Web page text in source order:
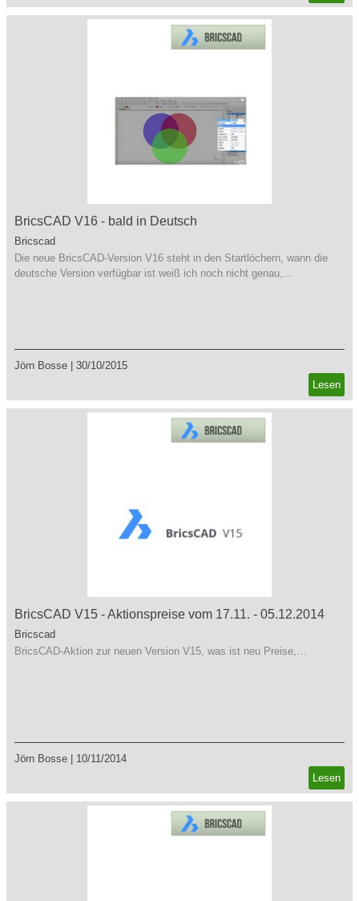
BricsCAD V16 - bald in Deutsch
Bricscad
Die neue BricsCAD-Version V16 steht in den Startlöchern, wann die
deutsche Version verfügbar ist weiß ich noch nicht genau,…
Jörn Bosse
30/10/2015
Lesen
BricsCAD V15 - Aktionspreise vom 17.11. - 05.12.2014
Bricscad
BricsCAD-Aktion zur neuen Version V15, was ist neu Preise,…
Jörn Bosse
10/11/2014
Lesen